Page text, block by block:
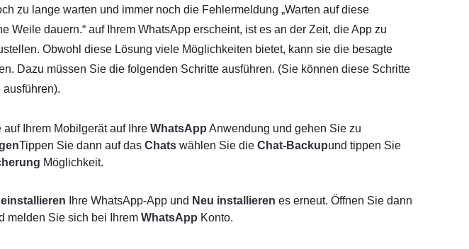
zu lange warten und immer noch die Fehlermeldung „Warten auf diese
Weile dauern.“ auf Ihrem WhatsApp erscheint, ist es an der Zeit, die App zu
Obwohl diese Lösung viele Möglichkeiten bietet, kann sie die besagte
Dazu müssen Sie die folgenden Schritte ausführen. (Sie können diese Schritte
auf Ihrem Mobilgerät auf Ihre WhatsApp Anwendung und gehen Sie zu
Tippen Sie dann auf das Chats wählen Sie die Chat-Backupund tippen Sie
Möglichkeit.
Ihre WhatsApp-App und Neu installieren es erneut. Öffnen Sie dann
melden Sie sich bei Ihrem WhatsApp Konto.